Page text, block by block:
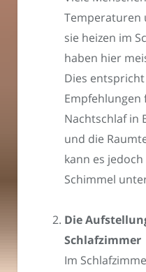
Temperaturen
sie heizen im
haben hier
Dies
Empfehlungen
Nachtschlaf in
und die
kann es
Schimmel
Die
Schlafzimmer
Im